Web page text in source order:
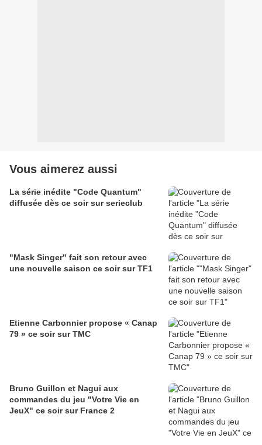
Vous aimerez aussi
La série inédite "Code Quantum"
diffusée dès ce soir sur serieclub
"Mask Singer" fait son retour avec
une nouvelle saison ce soir sur TF1
Etienne Carbonnier propose « Canap
79 » ce soir sur TMC
Bruno Guillon et Nagui aux
commandes du jeu "Votre Vie en
JeuX" ce soir sur France 2